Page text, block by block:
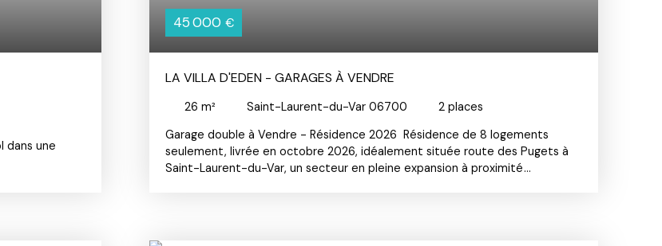
dans une
45 000 €
LA VILLA D'EDEN - GARAGES À VENDRE
26 m² Saint-Laurent-du-Var 06700 2 places
Garage double à Vendre - Résidence 2026 Résidence de 8 logements
seulement, livrée en octobre 2026, idéalement située route des Pugets à
Saint-Laurent-du-Var, un secteur en pleine expansion à proximité